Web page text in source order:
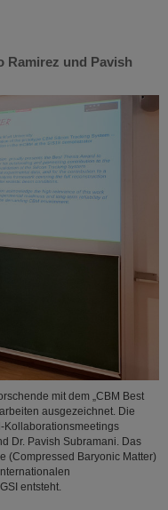
Ramirez und Pavish
mit dem „CBM Best
ausgezeichnet. Die
Kollaborationsmeetings
Dr. Pavish Subramani. Das
(Compressed Baryonic Matter)
entsteht.